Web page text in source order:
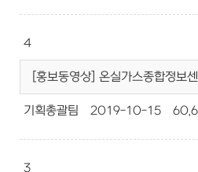
4
[홍보동영상] 온실가스종합정보
기획총괄팀 2019-10-15
3